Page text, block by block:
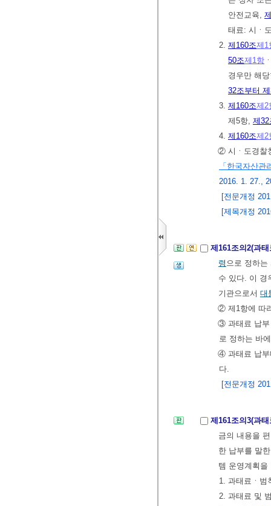
안전교육,
태료: 시ㆍ
2. 제160조제1
50조제1항
경우만 해
32조부터
3. 제160조제2
제5항, 제
4. 제160조제2
② 시ㆍ도경찰
「한국자산
2016. 1. 27.,
[전문개정
[제목개정
제161조의2(과
령 으로 정하는
수 있다. 이 경
기관으로서 대
② 제1항에 따
③ 과태료 납부
로 정하는 바
④ 과태료 납부
다.
[전문개정
제161조의3(과
금의 내용을
한 납부를 말
템 운영계획
1. 과태료ㆍ범
2. 과태료 및